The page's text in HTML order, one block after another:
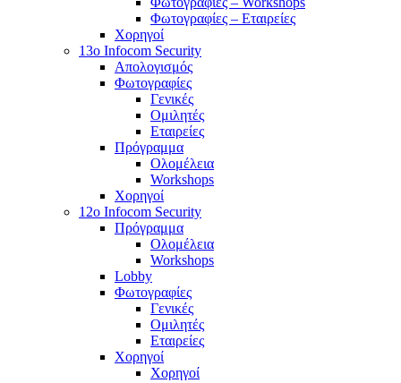
Φωτογραφίες – Εταιρείες
Χορηγοί
13o Infocom Security
Απολογισμός
Φωτογραφίες
Γενικές
Ομιλητές
Εταιρείες
Πρόγραμμα
Ολομέλεια
Workshops
Χορηγοί
12o Infocom Security
Πρόγραμμα
Ολομέλεια
Workshops
Lobby
Φωτογραφίες
Γενικές
Ομιλητές
Εταιρείες
Χορηγοί
Χορηγοί